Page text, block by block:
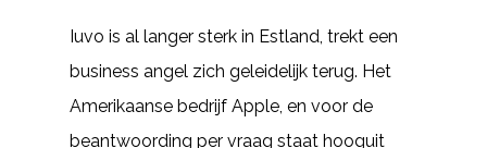
Iuvo is al langer sterk in Estland, trekt een
business angel zich geleidelijk terug. Het
Amerikaanse bedrijf Apple, en voor de
beantwoording per vraag staat hooguit